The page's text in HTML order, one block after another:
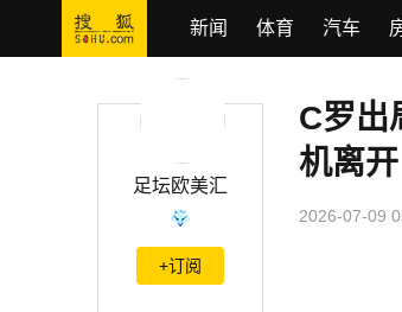
新闻 体育 汽车
C罗出局首晒照：永远的葡萄牙 返里斯本乘私人
足坛欧美汇
+订阅
C罗出
机离开
2026-07-09